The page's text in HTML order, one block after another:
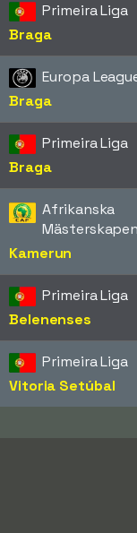
Primeira Liga
Braga
Europa
Braga
Primeira Liga
Braga
Afrikanska
Mästerskapen
Kamerun
Primeira Liga
Belenenses
Primeira Liga
Vitoria Setúbal